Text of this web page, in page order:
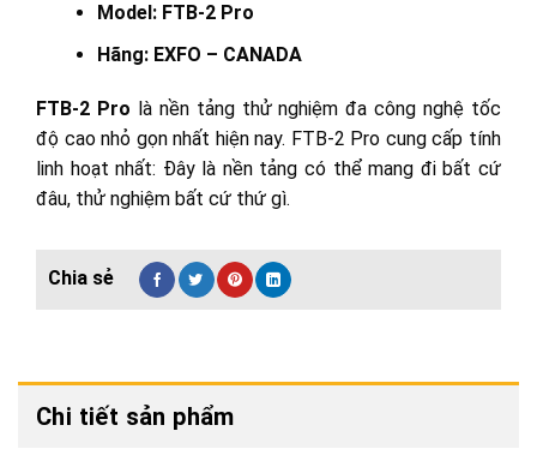
Model: FTB-2 Pro
Hãng: EXFO – CANADA
FTB-2 Pro là nền tảng thử nghiệm đa công nghệ tốc
độ cao nhỏ gọn nhất hiện nay. FTB-2 Pro cung cấp tính
linh hoạt nhất: Đây là nền tảng có thể mang đi bất cứ
đâu, thử nghiệm bất cứ thứ gì.
Chi tiết sản phẩm